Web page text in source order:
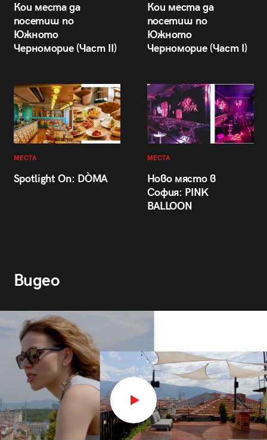
Кои места да
посетиш по
Южното
Черноморие (Част II)
Кои места да
посетиш по
Южното
Черноморие (Част I)
МЕСТА
Spotlight On: DÒMA
МЕСТА
Ново място в
София: PINK
BALLOON
Видео